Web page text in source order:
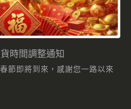
時間調整通知
節即將到來，感謝您一路以來